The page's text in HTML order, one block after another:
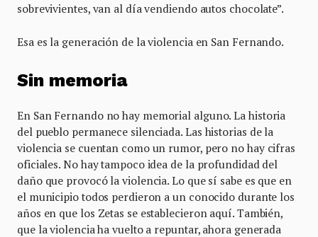
sobrevivientes, van al día vendiendo autos chocolate”.
Esa es la generación de la violencia en San Fernando.
Sin memoria
En San Fernando no hay memorial alguno. La historia
del pueblo permanece silenciada. Las historias de la
violencia se cuentan como un rumor, pero no hay cifras
oficiales. No hay tampoco idea de la profundidad del
daño que provocó la violencia. Lo que sí sabe es que en
el municipio todos perdieron a un conocido durante los
años en que los Zetas se establecieron aquí. También,
que la violencia ha vuelto a repuntar, ahora generada